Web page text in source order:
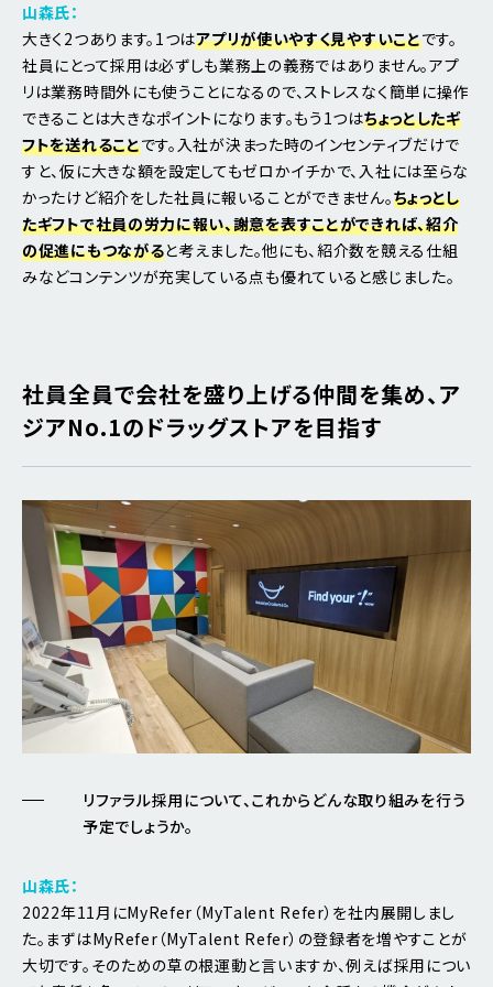
山森氏：
大きく2つあります。1つはアプリが使いやすく見やすいことです。
社員にとって採用は必ずしも業務上の義務ではありません。アプ
リは業務時間外にも使うことになるので、ストレスなく簡単に操作
できることは大きなポイントになります。もう1つはちょっとしたギ
フトを送れることです。入社が決まった時のインセンティブだけで
すと、仮に大きな額を設定してもゼロかイチかで、入社には至らな
かったけど紹介をした社員に報いることができません。ちょっとし
たギフトで社員の労力に報い、謝意を表すことができれば、紹介
の促進にもつながると考えました。他にも、紹介数を競える仕組
みなどコンテンツが充実している点も優れていると感じました。
社員全員で会社を盛り上げる仲間を集め、ア
ジアNo.1のドラッグストアを目指す
リファラル採用について、これからどんな取り組みを行う
予定でしょうか。
山森氏：
2022年11月にMyRefer（MyTalent Refer）を社内展開しまし
た。まずはMyRefer（MyTalent Refer）の登録者を増やすことが
大切です。そのための草の根運動と言いますか、例えば採用につい